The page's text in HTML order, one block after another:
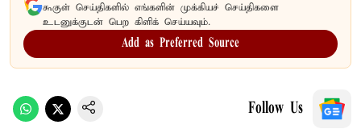
கூகுள் செய்திகளில் எங்களின் முக்கியச் செய்திகளை
உடனுக்குடன் பெற கிளிக் செய்யவும்.
Add as Preferred Source
Follow Us